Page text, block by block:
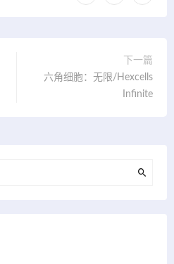
下一篇
六角细胞：无限/Hexcells
Infinite